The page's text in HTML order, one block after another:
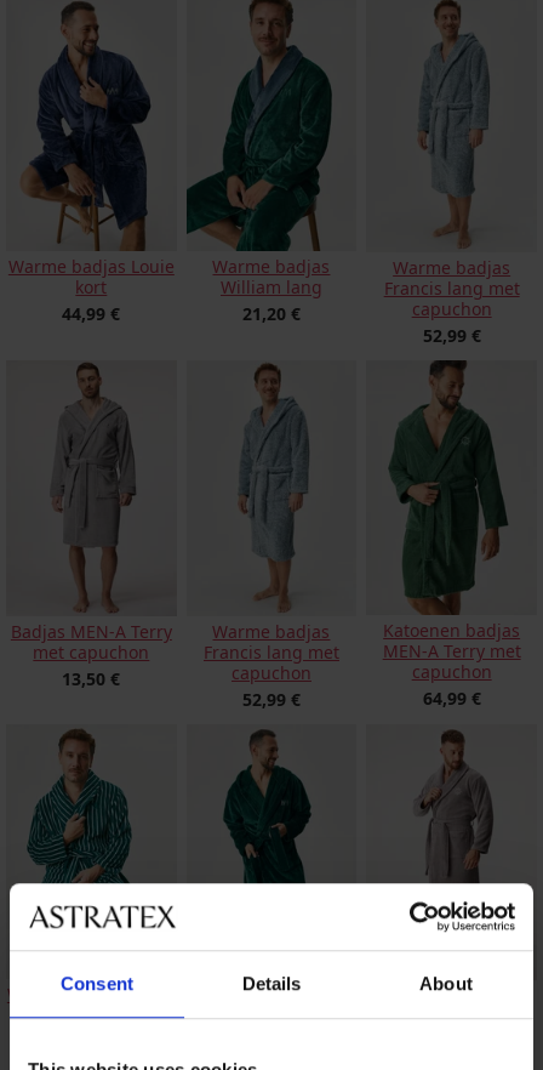
Consent Details About
Warme badjas Louie
kort
44,99 €
Warme badjas
William lang
21,20 €
Warme badjas
Francis lang met
capuchon
52,99 €
Badjas MEN-A Terry
met capuchon
13,50 €
Warme badjas
Francis lang met
capuchon
52,99 €
Katoenen badjas
MEN-A Terry met
capuchon
64,99 €
Warme badjas Philip
lang
Warme herenbadjas
Louie met capuchon
Warme katoenen
badjas MEN-A Terry